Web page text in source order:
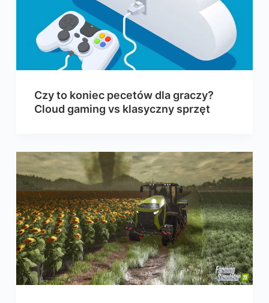
Czy to koniec pecetów dla graczy?
Cloud gaming vs klasyczny sprzęt